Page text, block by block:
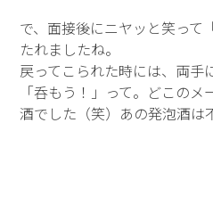
で、面接後にニヤッと笑って
たれましたね。
戻ってこられた時には、両手
「呑もう！」って。どこの
酒でした（笑）あの発泡酒